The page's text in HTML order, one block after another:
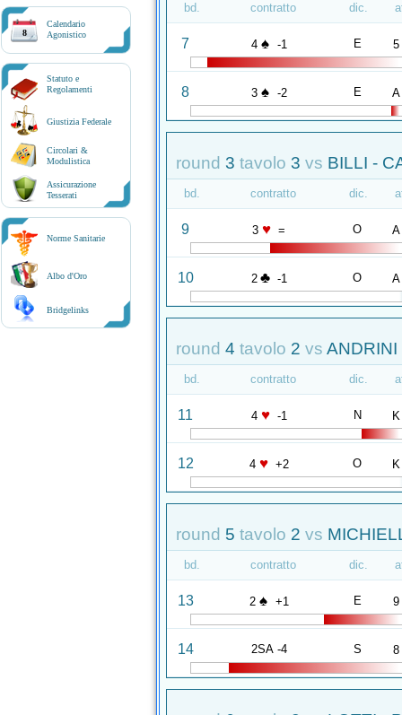
8
Calendario
Agonistico
Statuto e
Regolamenti
Giustizia Federale
Circolari &
Modulistica
Assicurazione
Tesserati
Norme Sanitarie
Albo d'Oro
Bridgelinks
bd. contratto dic.
7 4 ♠ -1 E 5
8 3 ♠ -2 E A
round 3 tavolo 3 vs BILLI -
bd. contratto dic.
9 3 ♥ = O A
10 2 ♣ -1 O A
round 4 tavolo 2 vs ANDRINI
bd. contratto dic.
11 4 ♥ -1 N K
12 4 ♥ +2 O K
round 5 tavolo 2 vs
bd. contratto dic.
13 2 ♠ +1 E 9
14 2SA -4 S 8